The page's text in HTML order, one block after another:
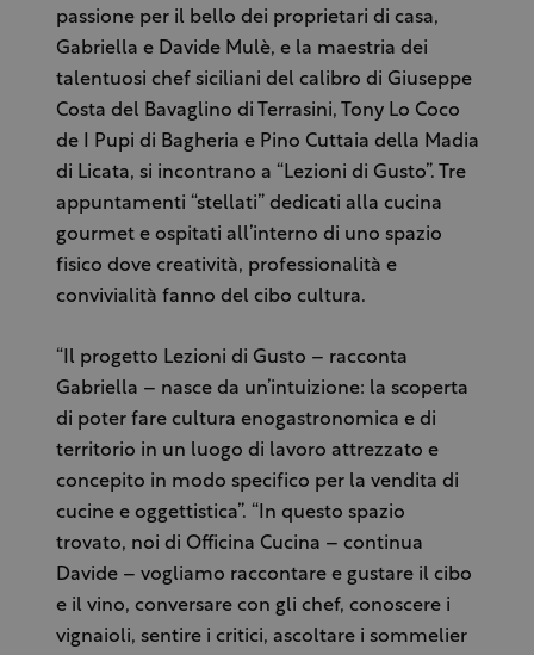
passione per il bello dei proprietari di casa,
Gabriella e Davide Mulè, e la maestria dei
talentuosi chef siciliani del calibro di Giuseppe
Costa del Bavaglino di Terrasini, Tony Lo Coco
de I Pupi di Bagheria e Pino Cuttaia della Madia
di Licata, si incontrano a “Lezioni di Gusto”. Tre
appuntamenti “stellati” dedicati alla cucina
gourmet e ospitati all’interno di uno spazio
fisico dove creatività, professionalità e
convivialità fanno del cibo cultura.
“Il progetto Lezioni di Gusto – racconta
Gabriella – nasce da un’intuizione: la scoperta
di poter fare cultura enogastronomica e di
territorio in un luogo di lavoro attrezzato e
concepito in modo specifico per la vendita di
cucine e oggettistica”. “In questo spazio
trovato, noi di Officina Cucina – continua
Davide – vogliamo raccontare e gustare il cibo
e il vino, conversare con gli chef, conoscere i
vignaioli, sentire i critici, ascoltare i sommelier